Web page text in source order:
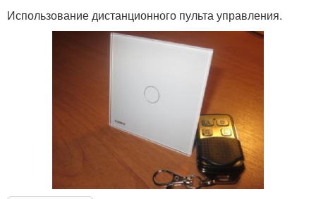
Использование дистанционного пульта управления.